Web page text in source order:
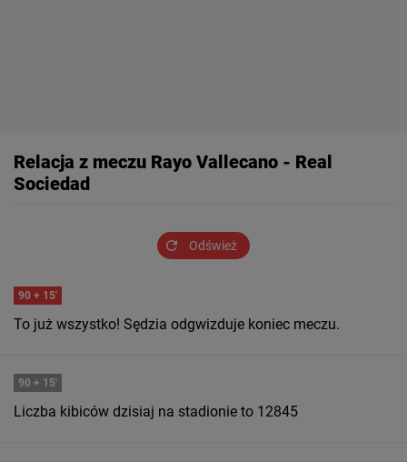
Relacja z meczu Rayo Vallecano - Real
Sociedad
Odśwież
90 + 15'
To już wszystko! Sędzia odgwizduje koniec meczu.
90 + 15'
Liczba kibiców dzisiaj na stadionie to 12845